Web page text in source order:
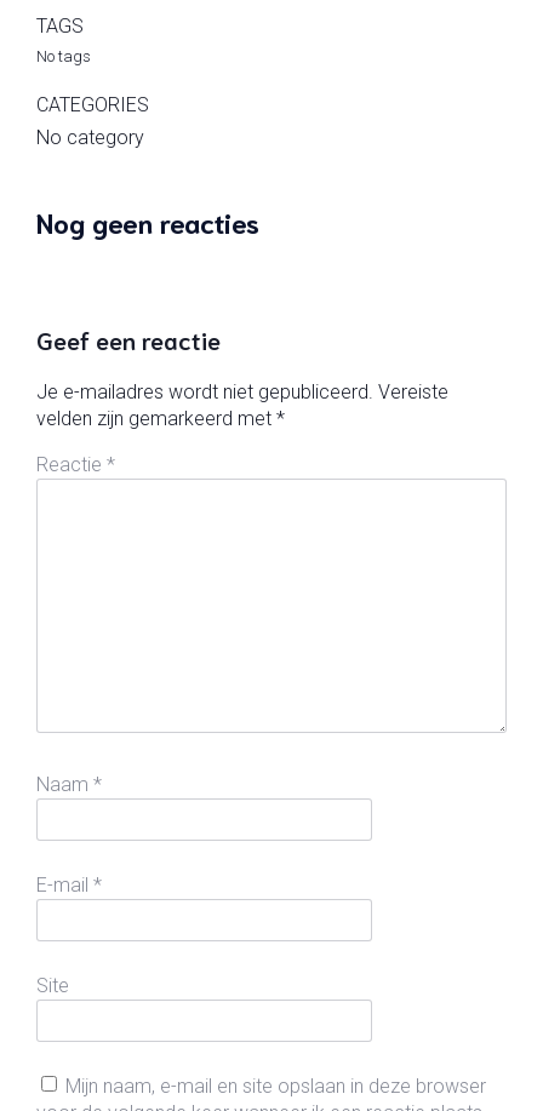
TAGS
No tags
CATEGORIES
No category
Nog geen reacties
Geef een reactie
Je e-mailadres wordt niet gepubliceerd. Vereiste
velden zijn gemarkeerd met *
Reactie *
Naam *
E-mail *
Site
Mijn naam, e-mail en site opslaan in deze browser